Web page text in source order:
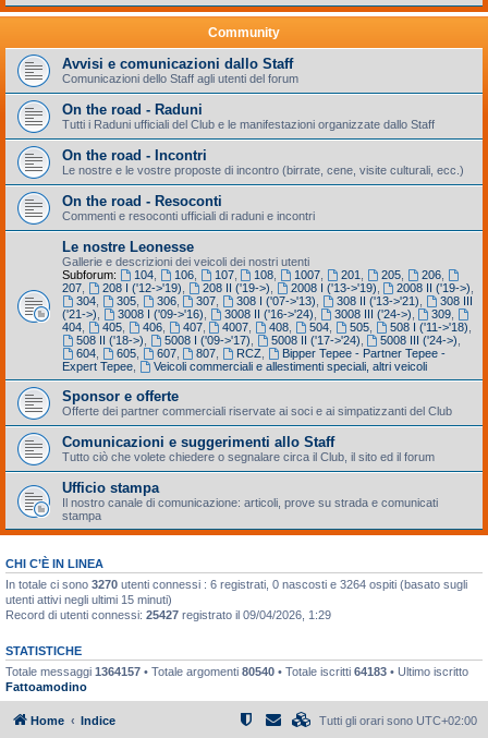
Community
Avvisi e comunicazioni dallo Staff
Comunicazioni dello Staff agli utenti del forum
On the road - Raduni
Tutti i Raduni ufficiali del Club e le manifestazioni organizzate dallo Staff
On the road - Incontri
Le nostre e le vostre proposte di incontro (birrate, cene, visite culturali, ecc.)
On the road - Resoconti
Commenti e resoconti ufficiali di raduni e incontri
Le nostre Leonesse
Gallerie e descrizioni dei veicoli dei nostri utenti
Subforum:
104, 106, 107, 108 1007 201 205, 206,
207
208 I ('12->'19) 208 II ('19->) 2008 I ('13->'19) 2008 II ('19->)
304, 305, 306, 307 308 I ('07->'13) 308 II ('13->'21)
308 III
('21->)
3008 I ('09->'16) 3008 II ('16->'24) 3008 III ('24->) 309
404
405, 406, 407, 4007 408 504 505, 508 I ('11->'18)
508 II ('18->)
5008 I ('09->'17) 5008 II ('17->'24) 5008 III ('24->)
604, 605, 607, 807 RCZ
Bipper Tepee - Partner Tepee -
Expert Tepee
Veicoli commerciali e allestimenti speciali, altri veicoli
Sponsor e offerte
Offerte dei partner commerciali riservate ai soci e ai simpatizzanti del Club
Comunicazioni e suggerimenti allo Staff
Tutto ciò che volete chiedere o segnalare circa il Club, il sito ed il forum
Ufficio stampa
Il nostro canale di comunicazione: articoli, prove su strada e comunicati
stampa
CHI C’È IN LINEA
In totale ci sono 3270 utenti connessi : 6 registrati, 0 nascosti e 3264 ospiti (basato sugli
utenti attivi negli ultimi 15 minuti)
Record di utenti connessi: 25427 registrato il 09/04/2026, 1:29
STATISTICHE
Totale messaggi 1364157 • Totale argomenti 80540 • Totale iscritti 64183 • Ultimo iscritto
Fattoamodino
Home Indice Tutti gli orari sono UTC+02:00